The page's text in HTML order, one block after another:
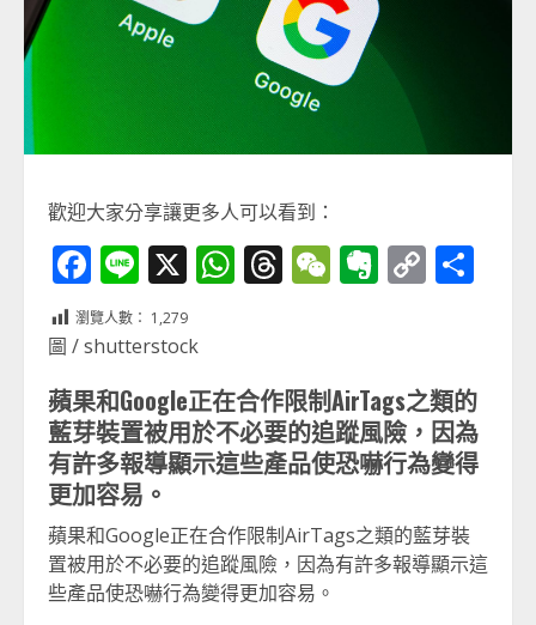
歡迎大家分享讓更多人可以看到：
Facebook
Line
X WhatsApp
Threads
WeChat
Evernote
Copy
瀏覽人數： 1,279
圖 / shutterstock
蘋果和Google正在合作限制AirTags之類的
藍芽裝置被用於不必要的追蹤風險，因為
有許多報導顯示這些產品使恐嚇行為變得
更加容易。
蘋果和Google正在合作限制AirTags之類的藍芽裝
置被用於不必要的追蹤風險，因為有許多報導顯示這
些產品使恐嚇行為變得更加容易。